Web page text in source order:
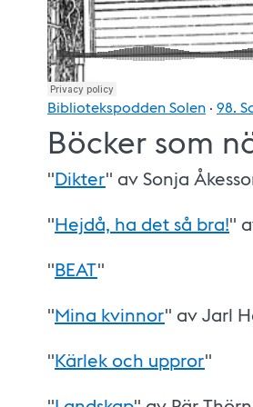
Bibliotekspodden Solen · 98.
Böcker som
"Dikter" av Sonja
"Hejdå, ha det så bra!"
"BEAT"
"Mina kvinnor" av Jarl
"Kärlek och uppror"